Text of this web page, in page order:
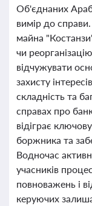
Об'єднаних
вимір до
майна
чи
відчужувати
захисту
складність та
справах про
відіграє
боржника та
Водночас
учасників
повноважень і
керуючих